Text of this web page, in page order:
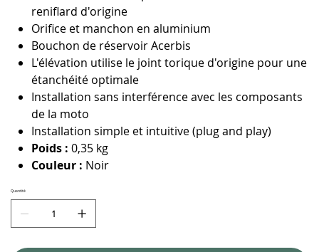
reniflard d'origine
Orifice et manchon en aluminium
Bouchon de réservoir Acerbis
L'élévation utilise le joint torique d'origine pour une
étanchéité optimale
Installation sans interférence avec les composants
de la moto
Installation simple et intuitive (plug and play)
Poids : 0,35 kg
Couleur : Noir
Quantité